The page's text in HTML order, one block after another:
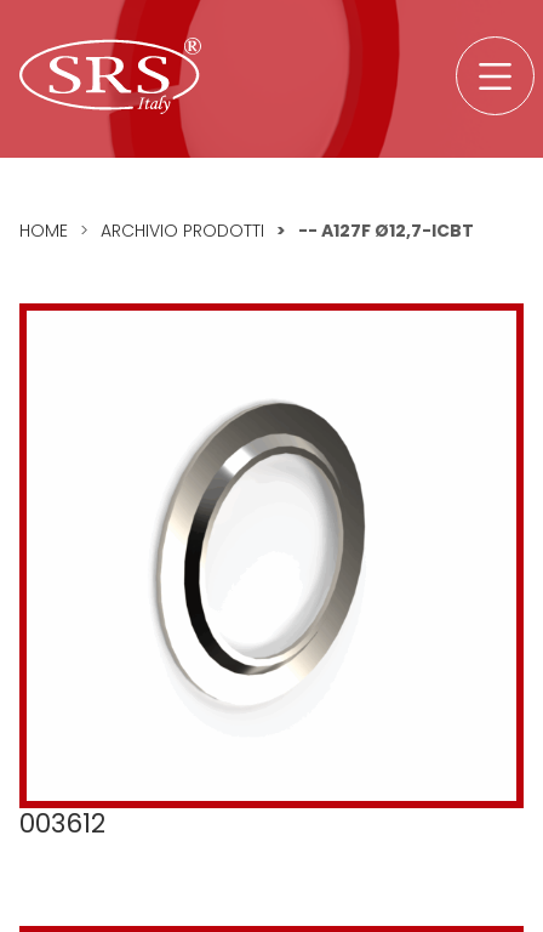
Skip to content
SRS srl logo
HOME > ARCHIVIO PRODOTTI > -- A127F Ø12,7-ICBT
003612